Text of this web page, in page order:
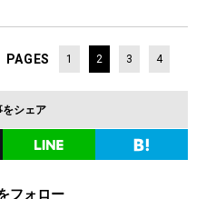
PAGES 1 2 3 4
をシェア
フォロー